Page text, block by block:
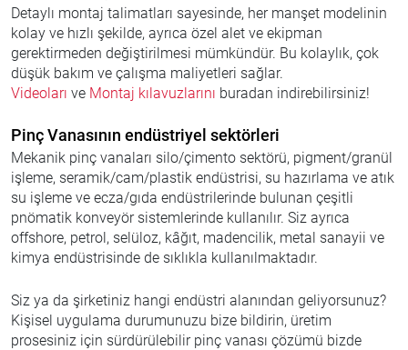
Detaylı montaj talimatları sayesinde, her manşet modelinin
kolay ve hızlı şekilde, ayrıca özel alet ve ekipman
gerektirmeden değiştirilmesi mümkündür. Bu kolaylık, çok
düşük bakım ve çalışma maliyetleri sağlar.
Videoları ve Montaj kılavuzlarını buradan indirebilirsiniz!
Pinç Vanasının endüstriyel sektörleri
Mekanik pinç vanaları silo/çimento sektörü, pigment/granül
işleme, seramik/cam/plastik endüstrisi, su hazırlama ve atık
su işleme ve ecza/gıda endüstrilerinde bulunan çeşitli
pnömatik konveyör sistemlerinde kullanılır. Siz ayrıca
offshore, petrol, selüloz, kâğıt, madencilik, metal sanayii ve
kimya endüstrisinde de sıklıkla kullanılmaktadır.
Siz ya da şirketiniz hangi endüstri alanından geliyorsunuz?
Kişisel uygulama durumunuzu bize bildirin, üretim
prosesiniz için sürdürülebilir pinç vanası çözümü bizde